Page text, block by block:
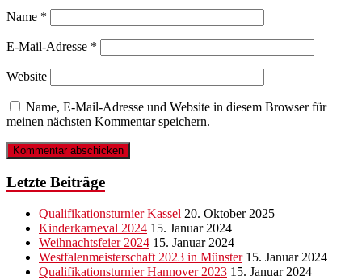
Name *
E-Mail-Adresse *
Website
Name, E-Mail-Adresse und Website in diesem Browser für
meinen nächsten Kommentar speichern.
Letzte Beiträge
Qualifikationsturnier Kassel 20. Oktober 2025
Kinderkarneval 2024 15. Januar 2024
Weihnachtsfeier 2024 15. Januar 2024
Westfalenmeisterschaft 2023 in Münster 15. Januar 2024
Qualifikationsturnier Hannover 2023 15. Januar 2024